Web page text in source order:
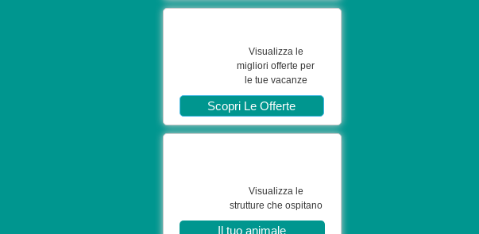
Visualizza le
migliori offerte per
le tue vacanze
Scopri Le Offerte
Visualizza le
strutture che ospitano
Il tuo animale